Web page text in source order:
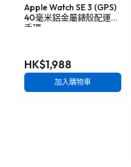
Apple Watch SE 3 (GPS)
40毫米鋁金屬錶殼配運動
手環
HK$1,988
加入購物車